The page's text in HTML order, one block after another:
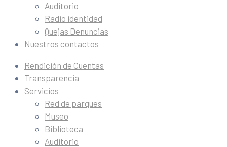
Auditorio
Radio identidad
Quejas Denuncias
Nuestros contactos
Rendición de Cuentas
Transparencia
Servicios
Red de parques
Museo
Biblioteca
Auditorio